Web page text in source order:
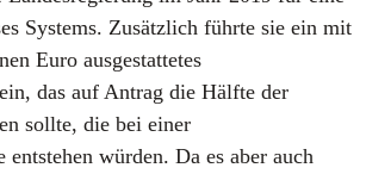
Systems. Zusätzlich führte sie ein mit
Euro ausgestattetes
das auf Antrag die Hälfte der
sollte, die bei einer
entstehen würden. Da es aber auch